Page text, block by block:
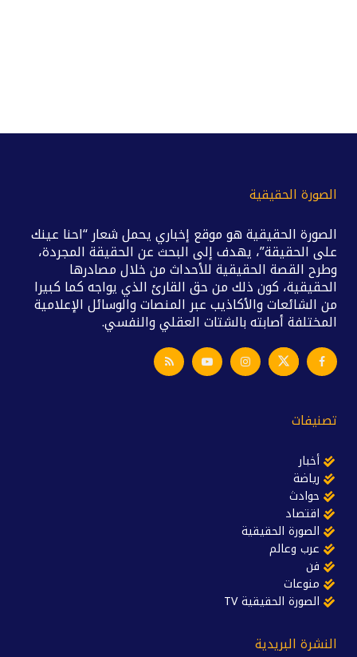
الصورة الحقيقية
الصورة الحقيقية هو موقع إخباري يحمل شعار “احنا عينك
على الحقيقة”، يهدف إلى البحث عن الحقيقة المجردة،
وطرح القصة الحقيقية للأحداث من خلال مصادرها
الحقيقية، كون ذلك من حق القارئ الذي يواجه كما كبيرا
من الشائعات والأكاذيب عبر المنصات والوسائل الإعلامية
المختلفة أصابته بالشتات العقلي والنفسي.
تصنيفات
أخبار
رياضة
حوادث
اقتصاد
الصورة الحقيقية
عرب وعالم
فن
منوعات
الصورة الحقيقية TV
النشرة البريدية